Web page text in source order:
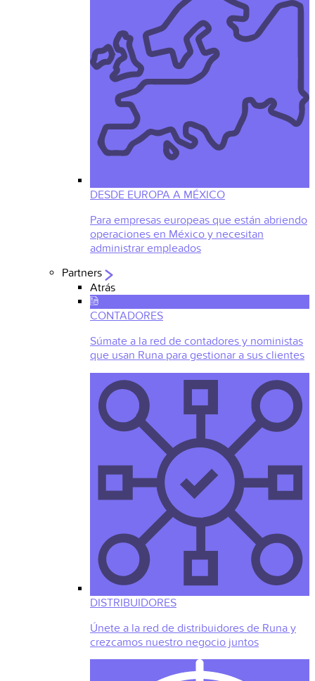
DESDE EUROPA A MÉXICO
Para empresas europeas que están abriendo
operaciones en México y necesitan
administrar empleados
Partners
Atrás
CONTADORES
Súmate a la red de contadores y noministas
que usan Runa para gestionar a sus clientes
DISTRIBUIDORES
Únete a la red de distribuidores de Runa y
crezcamos nuestro negocio juntos